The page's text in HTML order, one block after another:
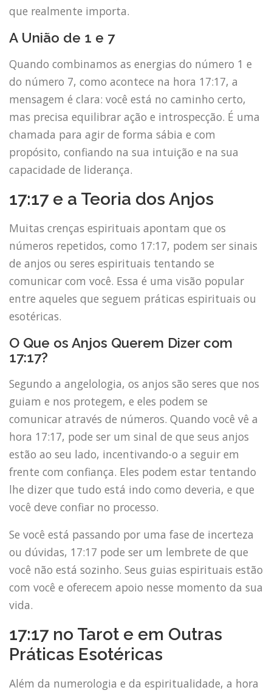
que realmente importa.
A União de 1 e 7
Quando combinamos as energias do número 1 e
do número 7, como acontece na hora 17:17, a
mensagem é clara: você está no caminho certo,
mas precisa equilibrar ação e introspecção. É uma
chamada para agir de forma sábia e com
propósito, confiando na sua intuição e na sua
capacidade de liderança.
17:17 e a Teoria dos Anjos
Muitas crenças espirituais apontam que os
números repetidos, como 17:17, podem ser sinais
de anjos ou seres espirituais tentando se
comunicar com você. Essa é uma visão popular
entre aqueles que seguem práticas espirituais ou
esotéricas.
O Que os Anjos Querem Dizer com
17:17?
Segundo a angelologia, os anjos são seres que nos
guiam e nos protegem, e eles podem se
comunicar através de números. Quando você vê a
hora 17:17, pode ser um sinal de que seus anjos
estão ao seu lado, incentivando-o a seguir em
frente com confiança. Eles podem estar tentando
lhe dizer que tudo está indo como deveria, e que
você deve confiar no processo.
Se você está passando por uma fase de incerteza
ou dúvidas, 17:17 pode ser um lembrete de que
você não está sozinho. Seus guias espirituais estão
com você e oferecem apoio nesse momento da sua
vida.
17:17 no Tarot e em Outras
Práticas Esotéricas
Além da numerologia e da espiritualidade, a hora